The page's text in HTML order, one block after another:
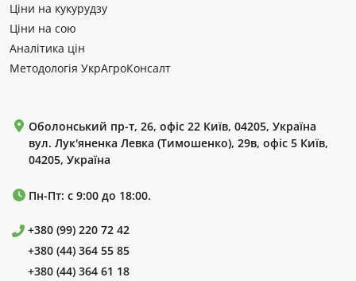
Ціни на кукурудзу
Ціни на сою
Аналітика цін
Методологія УкрАгроКонсалт
Оболонський пр-т, 26, офіс 22 Київ, 04205, Україна
вул. Лук'яненка Левка (Тимошенко), 29в, офіс 5 Київ,
04205, Україна
Пн-Пт: с 9:00 до 18:00.
+380 (99) 220 72 42
+380 (44) 364 55 85
+380 (44) 364 61 18